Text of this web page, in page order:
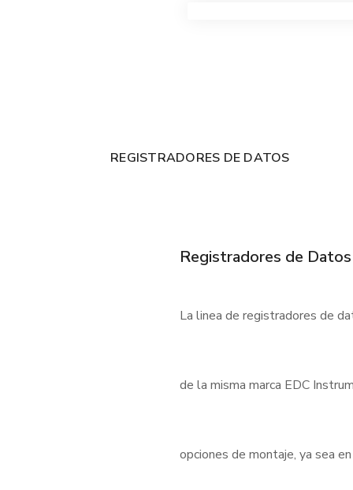
REGISTRADORES DE DATOS
Registradores de Datos
La linea de registradores de
de la misma marca EDC
opciones de montaje, ya sea